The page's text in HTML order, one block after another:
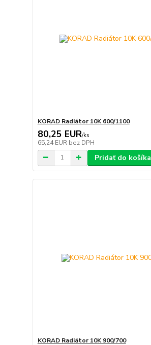
KORAD Radiátor 10K 600/1100
80,25 EUR/ks
65,24 EUR bez DPH
Pridať do košíka
KORAD Radiátor 10K 900/700